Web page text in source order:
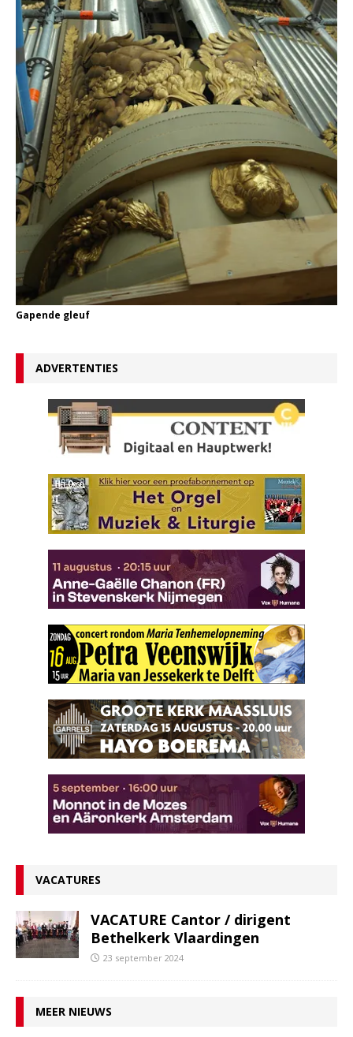
Gapende gleuf
ADVERTENTIES
VACATURES
VACATURE Cantor / dirigent
Bethelkerk Vlaardingen
23 september 2024
MEER NIEUWS